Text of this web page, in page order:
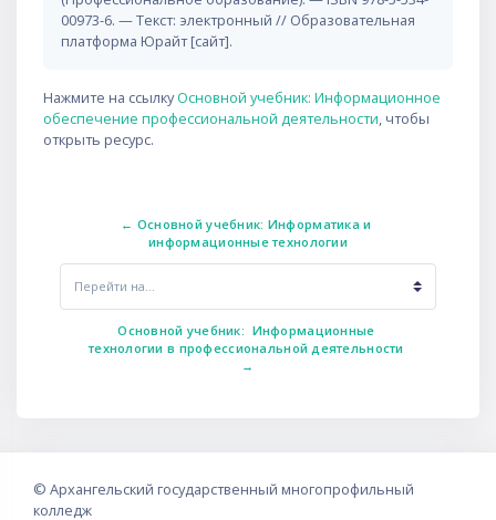
00973-6. — Текст: электронный // Образовательная
платформа Юрайт [сайт].
Нажмите на ссылкуОсновной учебник: Информационное
обеспечение профессиональной деятельности, чтобы
открыть ресурс.
← Основной учебник: Информатика и
информационные технологии
Перейти на...
Основной учебник:  Информационные
технологии в профессиональной деятельности
→
© Архангельский государственный многопрофильный
колледж